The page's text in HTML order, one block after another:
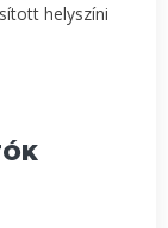
helyszíni